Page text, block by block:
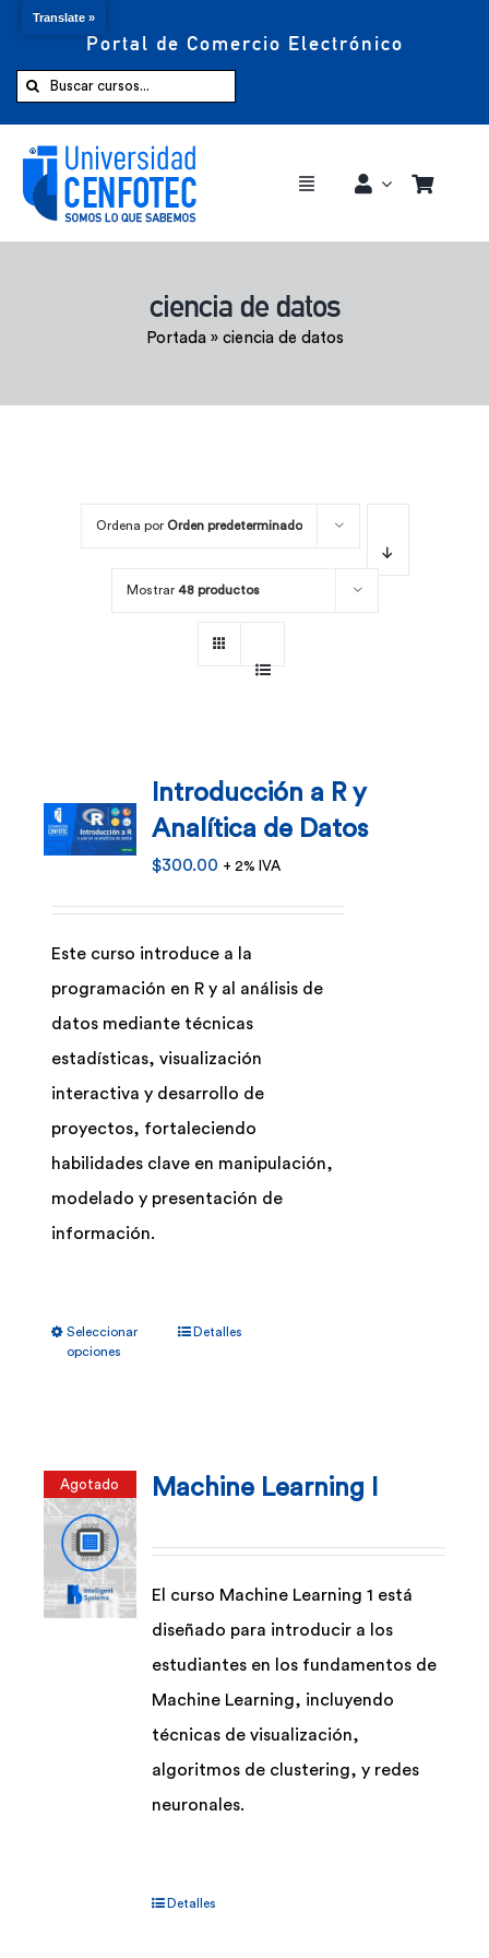
Portal de Comercio Electrónico
Buscar:
Toggle
Comprar ahora
ciencia de datos
Portada» ciencia de datos
Ordena por Orden predeterminado
Mostrar 48 productos
Introducción a R y
Analítica de Datos
$300.00 + 2% IVA
Este curso introduce a la
programación en R y al análisis de
datos mediante técnicas
estadísticas, visualización
interactiva y desarrollo de
proyectos, fortaleciendo
habilidades clave en manipulación,
modelado y presentación de
información.
Seleccionar
opciones
Las
se
pueden
elegir
en
la
página
de
producto
Detalles
Agotado Machine Learning I
El curso Machine Learning 1 está
diseñado para introducir a los
estudiantes en los fundamentos de
Machine Learning, incluyendo
técnicas de visualización,
algoritmos de clustering, y redes
neuronales.
Detalles
Translate »